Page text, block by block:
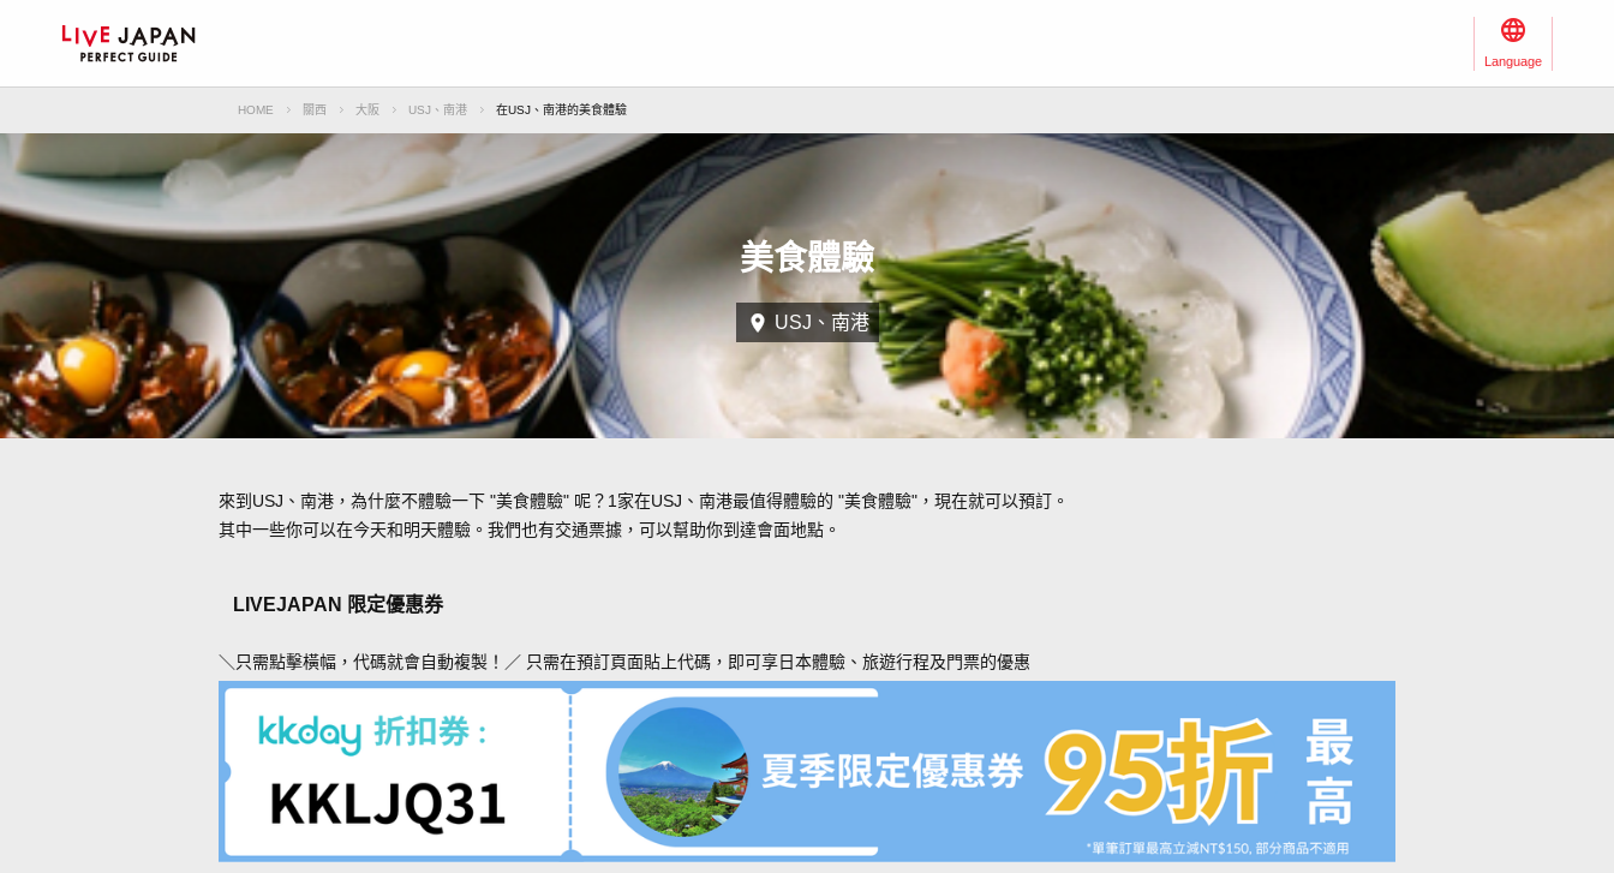
Language
HOME 關西 大阪 USJ、南港 在USJ、南港的美食體驗
美食體驗
USJ、南港
來到USJ、南港，為什麼不體驗一下 "美食體驗" 呢？1家在USJ、南港最值得體驗的 "美食體驗"，現在就可以預訂。
其中一些你可以在今天和明天體驗。我們也有交通票據，可以幫助你到達會面地點。
LIVEJAPAN 限定優惠券
＼只需點擊橫幅，代碼就會自動複製！／ 只需在預訂頁面貼上代碼，即可享日本體驗、旅遊行程及門票的優惠